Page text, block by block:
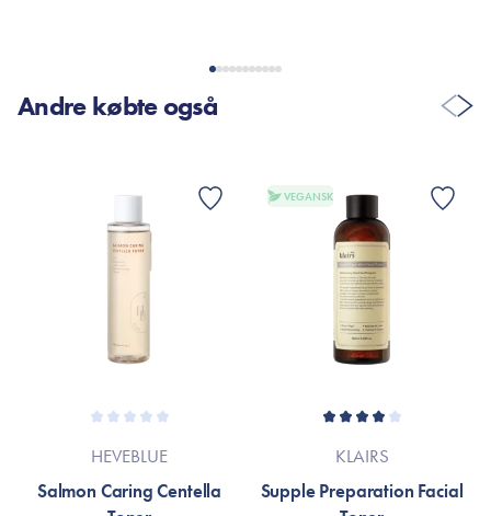
Andre købte også
HEVEBLUE
Salmon Caring Centella
VEGANSK
KLAIRS
Supple Preparation Facial